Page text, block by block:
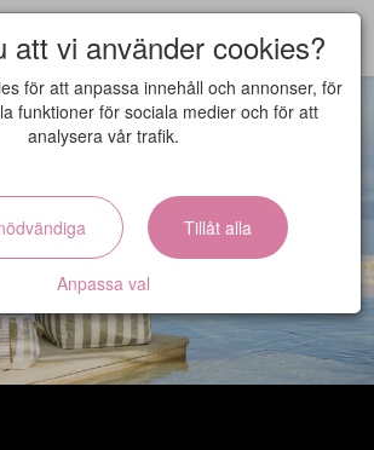
Lediga tjänster
att vi använder cookies?
för att anpassa innehåll och annonser, för
funktioner för sociala medier och för att
analysera vår trafik.
Tillåt alla
Anpassa val